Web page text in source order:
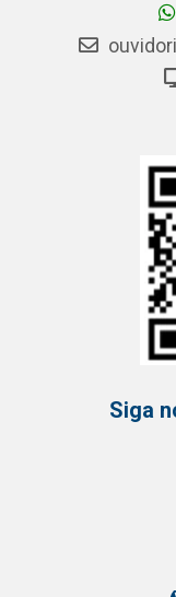
Siga